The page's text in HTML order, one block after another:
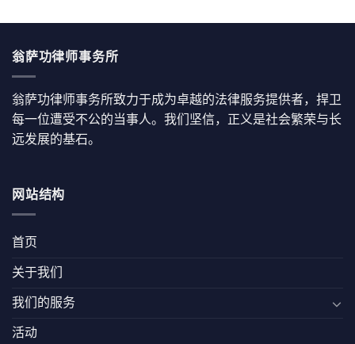
翁萨功律师事务所
翁萨功律师事务所致力于成为卓越的法律服务提供者，捍卫
每一位遭受不公的当事人。我们坚信，正义是社会繁荣与长
远发展的基石。
网站结构
首页
关于我们
我们的服务
活动